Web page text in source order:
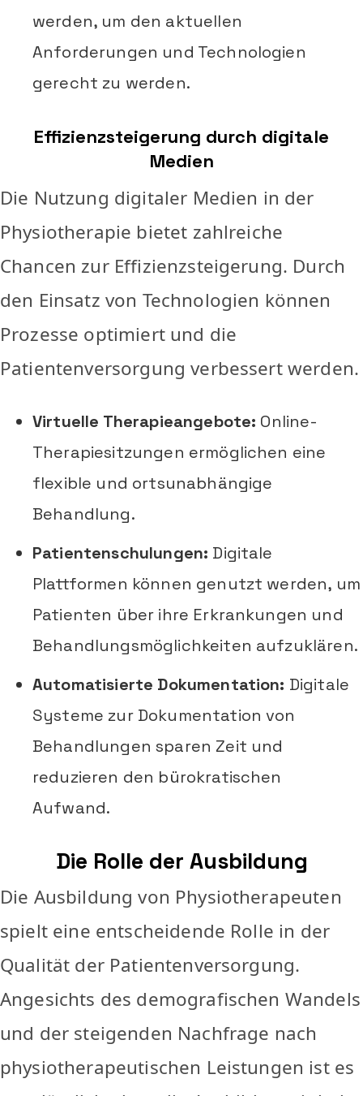
werden, um den aktuellen
Anforderungen und Technologien
gerecht zu werden.
Effizienzsteigerung durch digitale
Medien
Die Nutzung digitaler Medien in der
Physiotherapie bietet zahlreiche
Chancen zur Effizienzsteigerung. Durch
den Einsatz von Technologien können
Prozesse optimiert und die
Patientenversorgung verbessert werden.
Virtuelle Therapieangebote: Online-
Therapiesitzungen ermöglichen eine
flexible und ortsunabhängige
Behandlung.
Patientenschulungen: Digitale
Plattformen können genutzt werden, um
Patienten über ihre Erkrankungen und
Behandlungsmöglichkeiten aufzuklären.
Automatisierte Dokumentation: Digitale
Systeme zur Dokumentation von
Behandlungen sparen Zeit und
reduzieren den bürokratischen
Aufwand.
Die Rolle der Ausbildung
Die Ausbildung von Physiotherapeuten
spielt eine entscheidende Rolle in der
Qualität der Patientenversorgung.
Angesichts des demografischen Wandels
und der steigenden Nachfrage nach
physiotherapeutischen Leistungen ist es